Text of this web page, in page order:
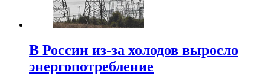
В России из-за холодов выросло
энергопотребление